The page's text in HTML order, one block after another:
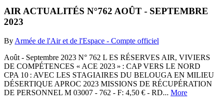
AIR ACTUALITÉS N°762 AOÛT - SEPTEMBRE
2023
By Armée de l'Air et de l'Espace - Compte officiel
Août - Septembre 2023 N° 762 L ES RÉSERVES AIR, VIVIERS
DE COMPÉTENCES « ACE 2023 » : CAP VERS LE NORD
CPA 10 : AVEC LES STAGIAIRES DU BELOUGA EN MILIEU
DÉSERTIQUE APROC 2023 MISSIONS DE RÉCUPÉRATION
DE PERSONNEL M 03007 - 762 - F: 4,50 € - RD... More